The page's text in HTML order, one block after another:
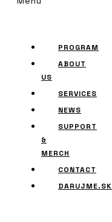
PROGRAM
ABOUT
US
SERVICES
NEWS
SUPPORT
&
MERCH
CONTACT
DARUJME.SK